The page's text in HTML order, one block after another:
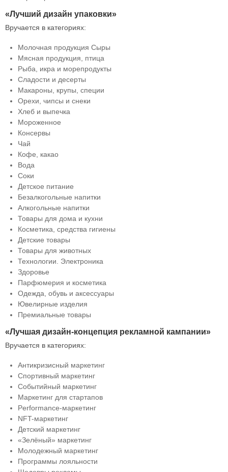
«Лучший дизайн упаковки»
Вручается в категориях:
Молочная продукция Сыры
Мясная продукция, птица
Рыба, икра и морепродукты
Сладости и десерты
Макароны, крупы, специи
Орехи, чипсы и снеки
Хлеб и выпечка
Мороженное
Консервы
Чай
Кофе, какао
Вода
Соки
Детское питание
Безалкогольные напитки
Алкогольные напитки
Товары для дома и кухни
Косметика, средства гигиены
Детские товары
Товары для животных
Технологии. Электроника
Здоровье
Парфюмерия и косметика
Одежда, обувь и аксессуары
Ювелирные изделия
Премиальные товары
«Лучшая дизайн-концепция рекламной кампании»
Вручается в категориях:
Антикризисный маркетинг
Спортивный маркетинг
Событийный маркетинг
Маркетинг для стартапов
Performance-маркетинг
NFT-маркетинг
Детский маркетинг
«Зелёный» маркетинг
Молодежный маркетинг
Программы лояльности